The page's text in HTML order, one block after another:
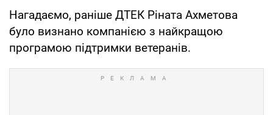
Нагадаємо, раніше ДТЕК Ріната Ахметова
було визнано компанією з найкращою
програмою підтримки ветеранів.